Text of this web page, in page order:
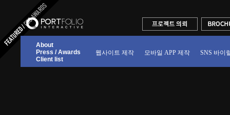
About
Press / Awards
Client list
웹사이트 제작 모바일 APP 제작 SNS 바이